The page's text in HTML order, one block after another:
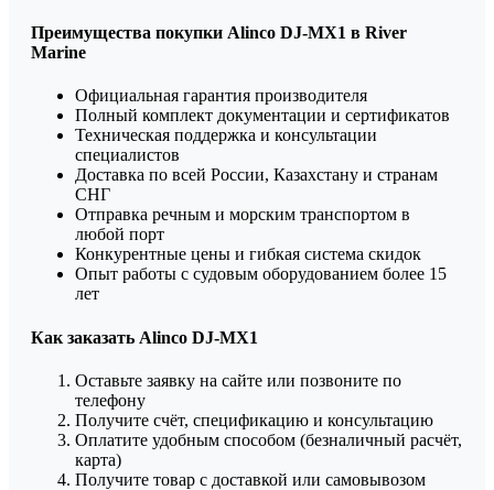
Преимущества покупки Alinco DJ-MX1 в River
Marine
Официальная гарантия производителя
Полный комплект документации и сертификатов
Техническая поддержка и консультации
специалистов
Доставка по всей России, Казахстану и странам
СНГ
Отправка речным и морским транспортом в
любой порт
Конкурентные цены и гибкая система скидок
Опыт работы с судовым оборудованием более 15
лет
Как заказать Alinco DJ-MX1
Оставьте заявку на сайте или позвоните по
телефону
Получите счёт, спецификацию и консультацию
Оплатите удобным способом (безналичный расчёт,
карта)
Получите товар с доставкой или самовывозом